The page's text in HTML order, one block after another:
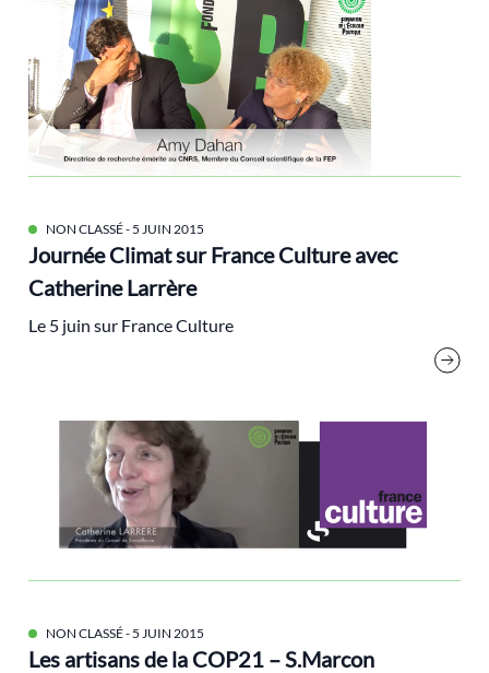
NON CLASSÉ- 5 JUIN 2015
Journée Climat sur France Culture avec
Catherine Larrère
Le 5 juin sur France Culture
NON CLASSÉ- 5 JUIN 2015
Les artisans de la COP21 – S.Marcon
Marches Climat
métropoles
mobilités
modes de vie
MSSI
Nature
Nouveau Front Populaire
Nucléaire
numérique
pacte vert
paris
Périurbain
PIB
plan de relance
Positive Tour